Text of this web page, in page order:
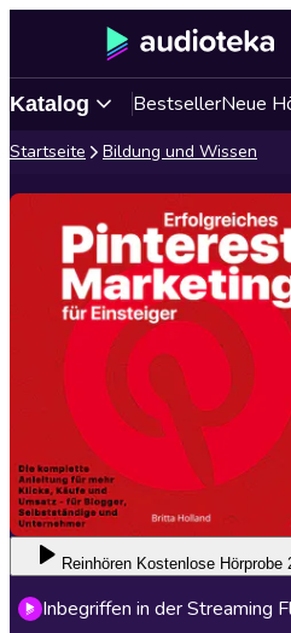
Katalog BestsellerNeue
Startseite Bildung und Wissen
Reinhören Kostenlose Hörprobe
Inbegriffen in der Streaming